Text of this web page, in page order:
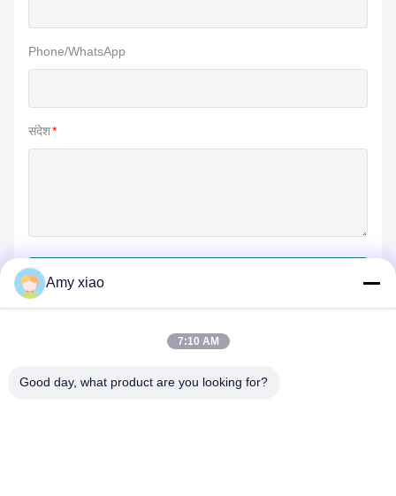
Phone/WhatsApp
संदेश*
Amy xiao
7:10 AM
Good day, what product are you looking for?